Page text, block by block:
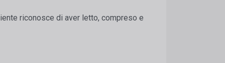
riconosce di aver letto, compreso e